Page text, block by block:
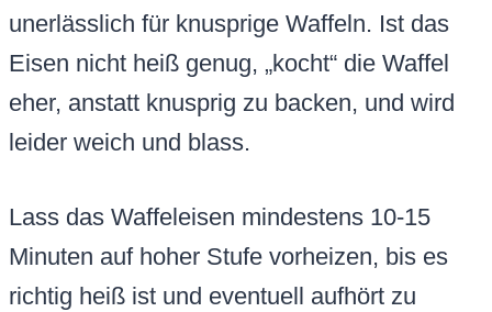
unerlässlich für knusprige Waffeln. Ist das
Eisen nicht heiß genug, „kocht“ die Waffel
eher, anstatt knusprig zu backen, und wird
leider weich und blass.
Lass das Waffeleisen mindestens 10-15
Minuten auf hoher Stufe vorheizen, bis es
richtig heiß ist und eventuell aufhört zu